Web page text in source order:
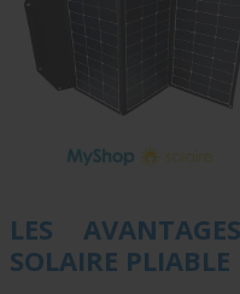
LES
SOLAIRE